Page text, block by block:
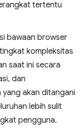
tertentu
bawaan browser
kompleksitas
saat ini secara
dan
yang akan ditangani
lebih sulit
pengguna.